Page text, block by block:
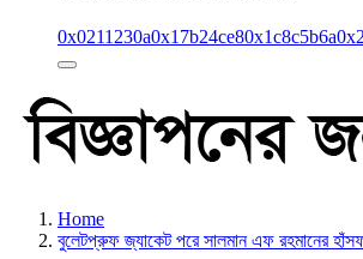
0x0211230a0x17b24ce80x1c8c5b6a
Home
বুলেটপ্রুফ জ্যাকেট পরে সালমান এফ রহমানের